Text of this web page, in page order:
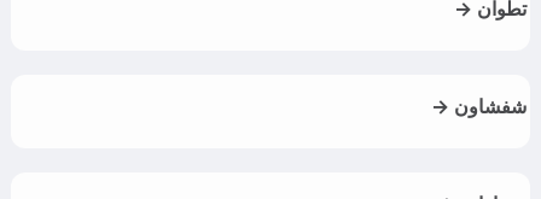
تطوان →
شفشاون →